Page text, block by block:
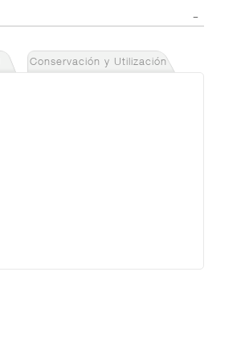
Conservación y Utilización